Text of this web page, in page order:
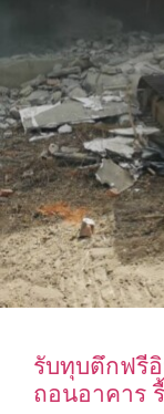
รับทุบตึกฟรี
ถอนอาคาร